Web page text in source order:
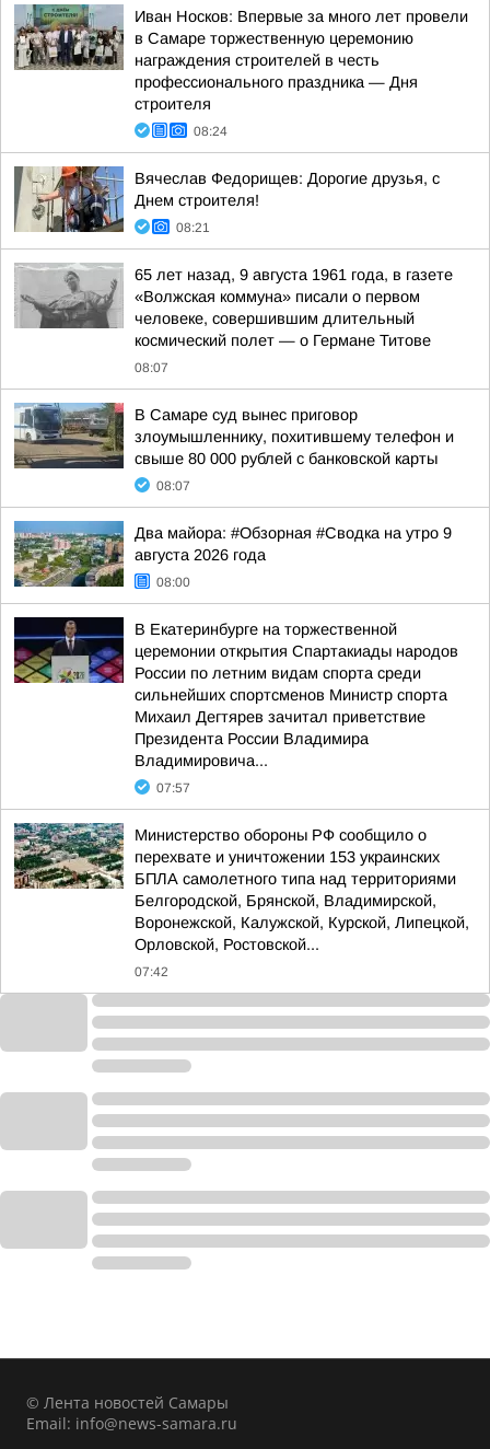
Иван Носков: Впервые за много лет провели
в Самаре торжественную церемонию
награждения строителей в честь
профессионального праздника — Дня
строителя
08:24
Вячеслав Федорищев: Дорогие друзья, с
Днем строителя!
08:21
65 лет назад, 9 августа 1961 года, в газете
«Волжская коммуна» писали о первом
человеке, совершившим длительный
космический полет — о Германе Титове
08:07
В Самаре суд вынес приговор
злоумышленнику, похитившему телефон и
свыше 80 000 рублей с банковской карты
08:07
Два майора: #Обзорная #Сводка на утро 9
августа 2026 года
08:00
В Екатеринбурге на торжественной
церемонии открытия Спартакиады народов
России по летним видам спорта среди
сильнейших спортсменов Министр спорта
Михаил Дегтярев зачитал приветствие
Президента России Владимира
Владимировича...
07:57
Министерство обороны РФ сообщило о
перехвате и уничтожении 153 украинских
БПЛА самолетного типа над территориями
Белгородской, Брянской, Владимирской,
Воронежской, Калужской, Курской, Липецкой,
Орловской, Ростовской...
07:42
© Лента новостей Самары
Email: info@news-samara.ru